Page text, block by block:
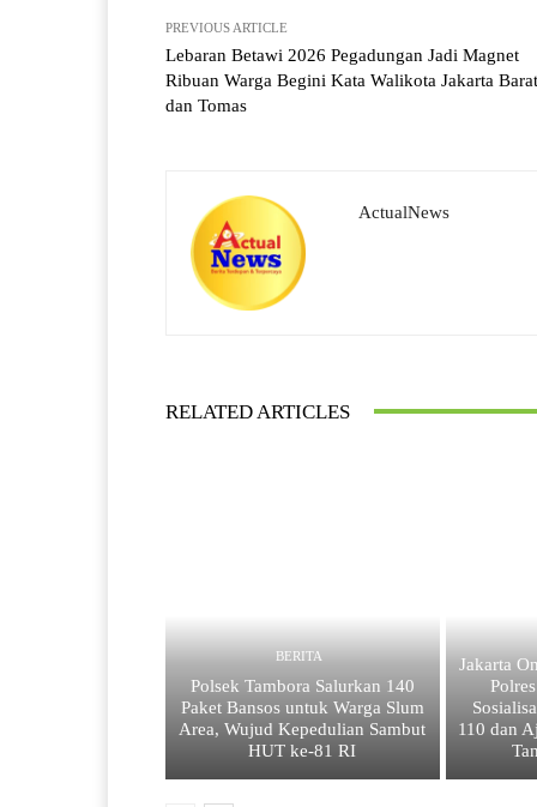
PREVIOUS ARTICLE
Lebaran Betawi 2026 Pegadungan Jadi Magnet
Ribuan Warga Begini Kata Walikota Jakarta Barat
dan Tomas
ActualNews
RELATED ARTICLES
BERITA
Polsek Tambora Salurkan 140
Paket Bansos untuk Warga Slum
Area, Wujud Kepedulian Sambut
HUT ke-81 RI
Jakarta
110 dan